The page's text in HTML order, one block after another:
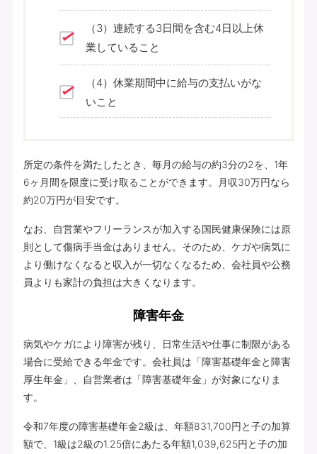
（3）連続する3日間を含む4日以上休
業していること
（4）休業期間中に給与の支払いがな
いこと
所定の条件を満たしたとき、毎月の給与の約3分の2を、1年
6ヶ月間を限度に受け取ることができます。月収30万円なら
約20万円が目安です。
なお、自営業やフリーランスが加入する国民健康保険には原
則として傷病手当金はありません。そのため、ケガや病気に
より働けなくなると収入が一切なくなるため、会社員や公務
員よりも家計の負担は大きくなります。
障害年金
病気やケガにより障害が残り、日常生活や仕事に制限がある
場合に受給できる年金です。会社員は「障害基礎年金と障害
厚生年金」、自営業者は「障害基礎年金」が対象になりま
す。
令和7年度の障害基礎年金2級は、年額831,700円と子の加算
額で、1級は2級の1.25倍にあたる年額1,039,625円と子の加